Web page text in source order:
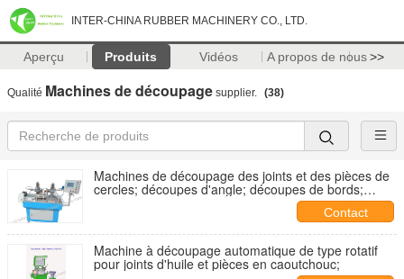
INTER-CHINA RUBBER MACHINERY CO., LTD.
Aperçu Produits Vidéos A propos de nous>>
Qualité Machines de découpage supplier. (38)
Machines de découpage des joints et des pièces de
cercles; découpes d'angle; découpes de bords;
découpes flash; modèle YA-MM-200A
Contact
Machine à découpage automatique de type rotatif
pour joints d'huile et pièces en caoutchouc;